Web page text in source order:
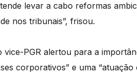
levar a cabo reformas
nos tribunais”, frisou.
PGR alertou para a
corporativos” e uma